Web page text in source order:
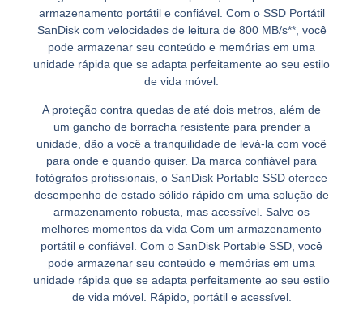
armazenamento portátil e confiável. Com o SSD Portátil
SanDisk com velocidades de leitura de 800 MB/s**, você
pode armazenar seu conteúdo e memórias em uma
unidade rápida que se adapta perfeitamente ao seu estilo
de vida móvel.
A proteção contra quedas de até dois metros, além de
um gancho de borracha resistente para prender a
unidade, dão a você a tranquilidade de levá-la com você
para onde e quando quiser. Da marca confiável para
fotógrafos profissionais, o SanDisk Portable SSD oferece
desempenho de estado sólido rápido em uma solução de
armazenamento robusta, mas acessível. Salve os
melhores momentos da vida Com um armazenamento
portátil e confiável. Com o SanDisk Portable SSD, você
pode armazenar seu conteúdo e memórias em uma
unidade rápida que se adapta perfeitamente ao seu estilo
de vida móvel. Rápido, portátil e acessível.